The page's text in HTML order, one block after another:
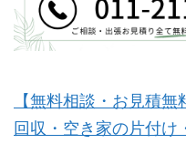
【無料相談・お見積
回収・空き家の片付け